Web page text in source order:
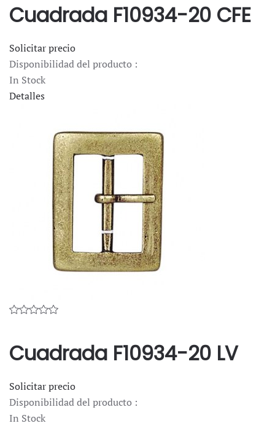
Cuadrada F10934-20 CFE
Solicitar precio
Disponibilidad del producto :
In Stock
Detalles
Cuadrada F10934-20 LV
Solicitar precio
Disponibilidad del producto :
In Stock